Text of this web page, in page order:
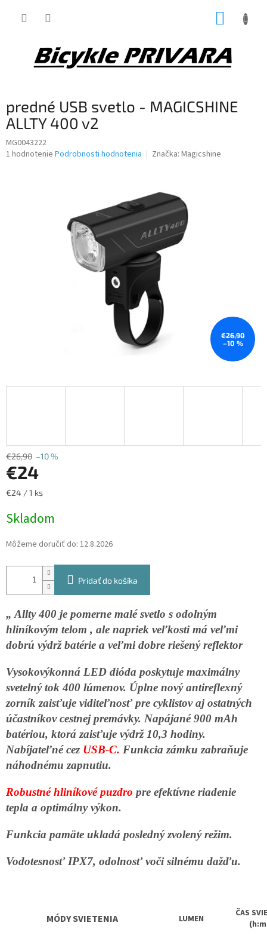
predné USB svetlo - MAGICSHINE
ALLTY 400 v2
MG0043222
Priemerné
1 hodnotenie Podrobnosti hodnotenia Značka: Magicshine
€26,90
–10 %
€26,90 –10 %
€24
Jednotková
€24 / 1 ks
Skladom
Môžeme doručiť do: 12.8.2026
Pridať do košíka
„ Allty 400 je pomerne malé svetlo s odolným
hliníkovým telom , ale napriek veľkosti má veľmi
dobrú výdrž batérie a veľmi dobre riešený reflektor
Vysokovýkonná LED dióda poskytuje maximálny
svetelný tok 400 lúmenov. Úplne nový antireflexný
zorník zaisťuje viditeľnosť pre cyklistov aj ostatných
účastníkov cestnej premávky. Napájané 900 mAh
batériou, ktorá zaisťuje výdrž 10,3 hodiny.
Nabíjateľné cez USB-C. Funkcia zámku zabraňuje
náhodnému zapnutiu.
Robustné hliníkové puzdro pre efektívne riadenie
tepla a optimálny výkon.
Funkcia pamäte ukladá posledný zvolený režim.
Vodotesnosť IPX7, odolnosť voči silnému dažďu.
MÓDY SVIETENIA LUMEN
ČAS